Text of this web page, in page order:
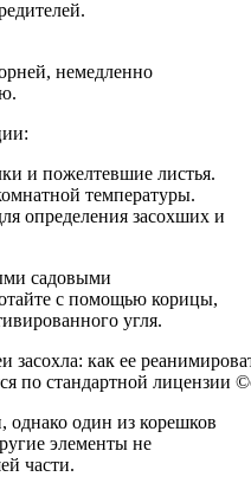
немедленно
и пожелтевшие листья.
температуры.
определения засохших и
садовыми
с помощью корицы,
угля.
по стандартной лицензии
однако один из корешков
элементы не
части.